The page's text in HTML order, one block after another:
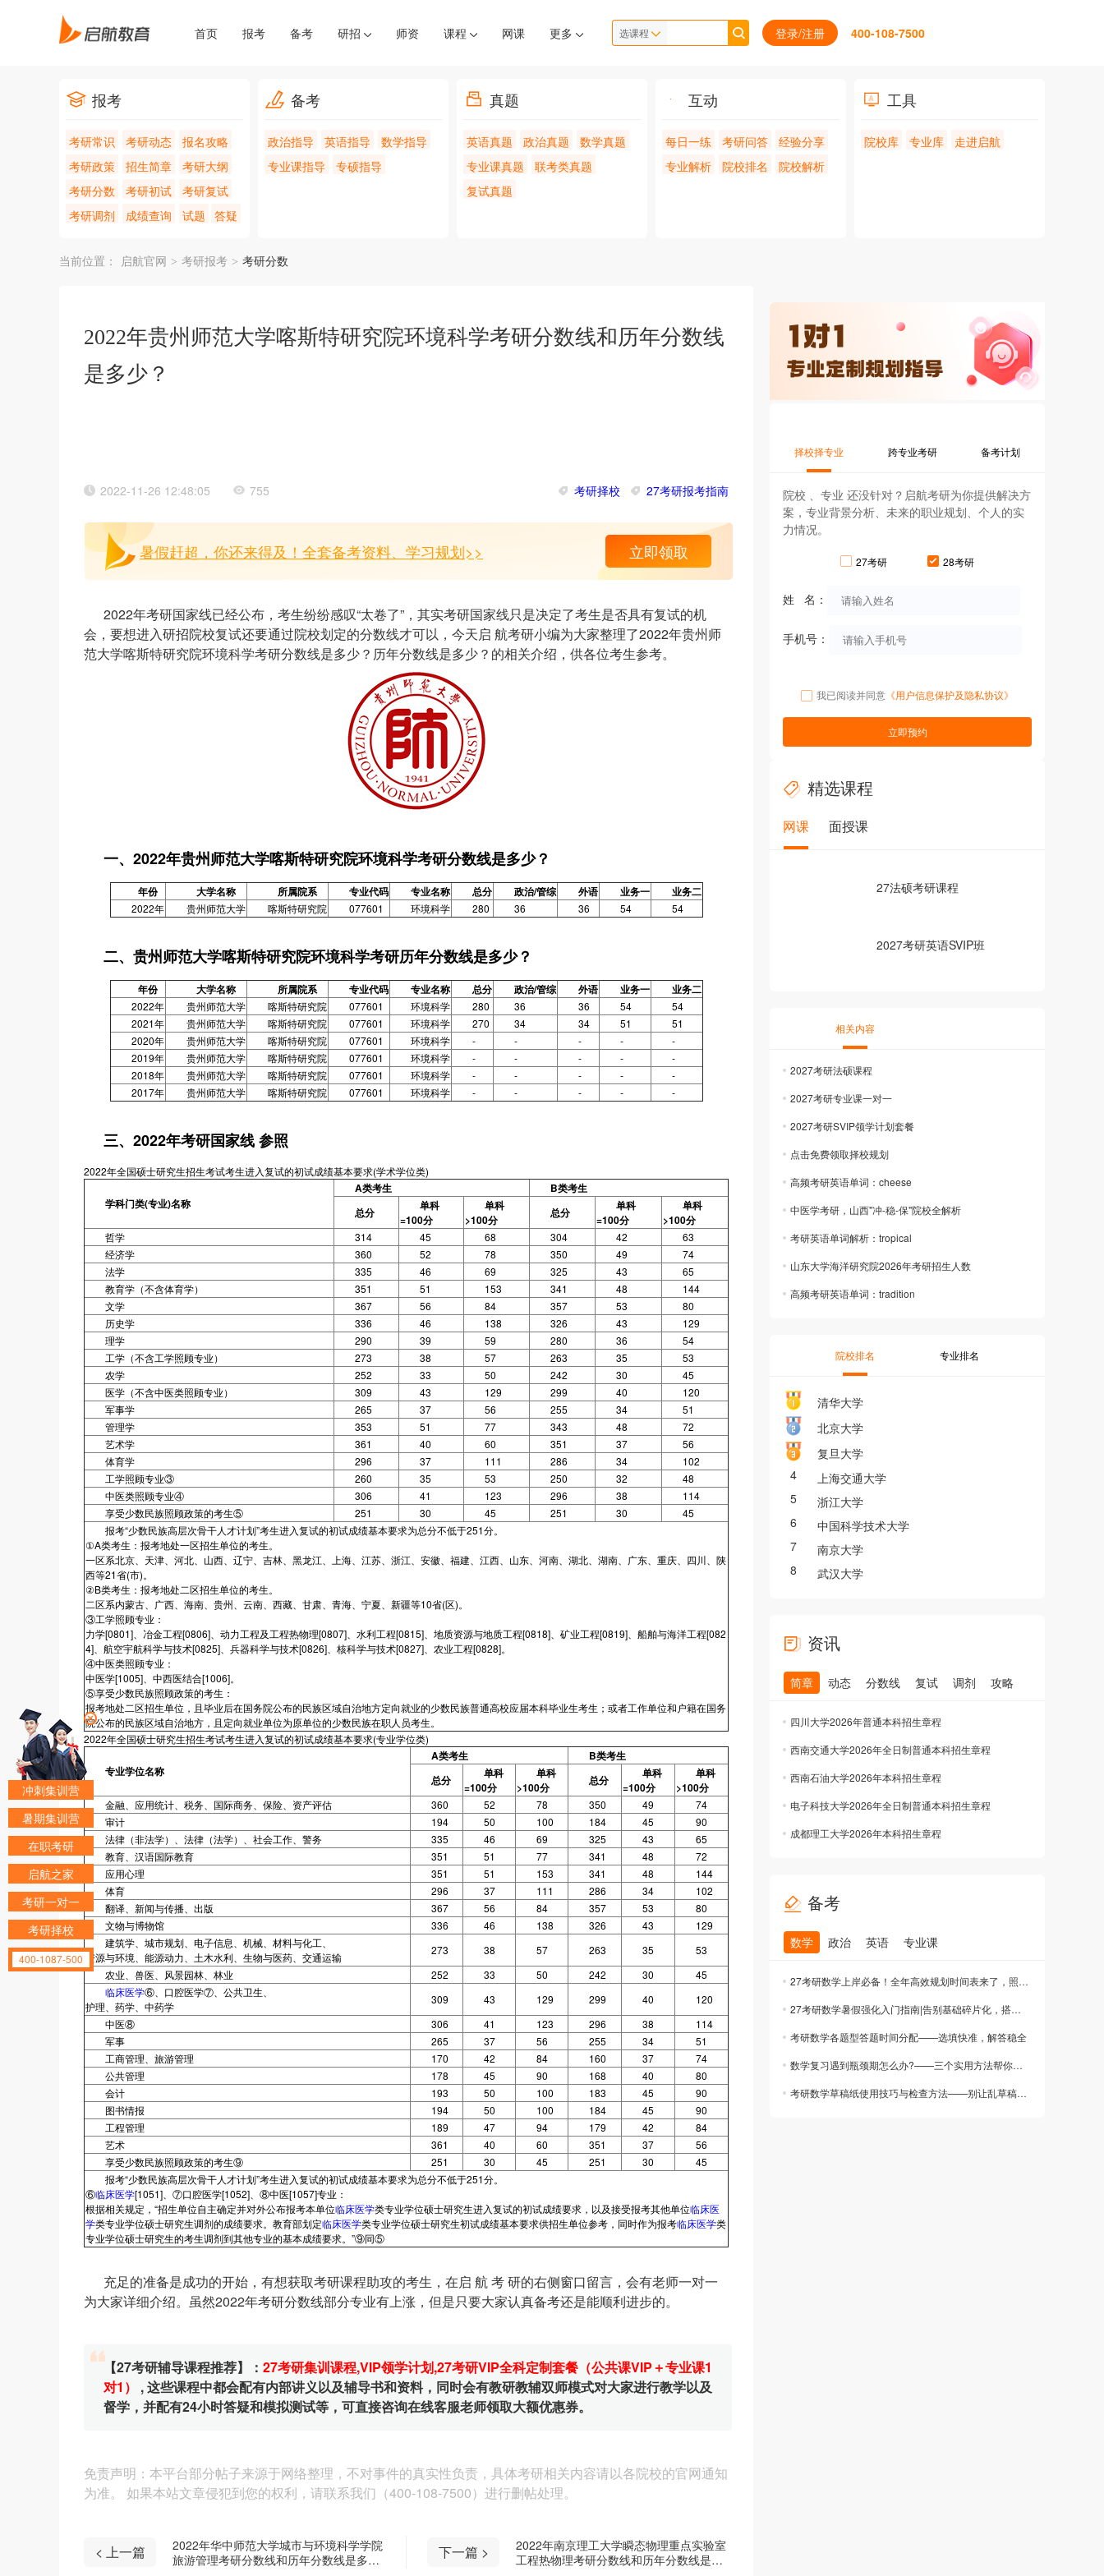
首页 报考 备考 研招 师资 课程 网课 更多 选课程 登录/注册 400-108-7500
报考
考研常识 考研动态
报名攻略
考研政策
招生简章
考研大纲
考研分数
考研初试
考研复试
考研调剂
成绩查询 试题 答疑
备考
政治指导 英语指导
数学指导
专业课指导
专硕指导
真题
英语真题 政治真题
数学真题
专业课真题
联考类真题
复试真题
互动
每日一练 考研问答
经验分享
专业解析
院校排名 院校解析
工具
院校库 专业库 走进启航
当前位置： 启航官网 > 考研报考 > 考研分数
2022年贵州师范大学喀斯特研究院环境科学考研分数线和历年分数线
是多少？
2022-11-26 12:48:05 755 考研择校 27考研报考指南
暑假赶超，你还来得及！全套备考资料、学习规划>> 立即领取
2022年考研国家线已经公布，考生纷纷感叹“太卷了”，其实考研国家线只是决定了考生是否具有复试的机
会，要想进入研招院校复试还要通过院校划定的分数线才可以，今天启 航考研小编为大家整理了2022年贵州师
范大学喀斯特研究院环境科学考研分数线是多少？历年分数线是多少？的相关介绍，供各位考生参考。
一、2022年贵州师范大学喀斯特研究院环境科学考研分数线是多少？
年份 大学名称 所属院系 专业代码 专业名称 总分 政治/管综 外语 业务一 业务二
2022年 贵州师范大学 喀斯特研究院 077601 环境科学 280 36 36 54 54
二、贵州师范大学喀斯特研究院环境科学考研历年分数线是多少？
年份 大学名称 所属院系 专业代码 专业名称 总分 政治/管综 外语 业务一 业务二
2022年 贵州师范大学 喀斯特研究院 077601 环境科学 280 36 36 54
54
2021年
贵州师范大学 喀斯特研究院 077601 环境科学 270 34 34 51
51
2020年
贵州师范大学 喀斯特研究院 077601 环境科学 - - - -
-
2019年
贵州师范大学 喀斯特研究院 077601 环境科学 - - - -
-
2018年
贵州师范大学 喀斯特研究院 077601 环境科学 - - - -
-
2017年
贵州师范大学 喀斯特研究院 077601 环境科学 - - - - -
三、2022年考研国家线 参照
2022年全国硕士研究生招生考试考生进入复试的初试成绩基本要求(学术学位类)
学科门类(专业)名称
A类考生
B类考生
总分
单科
=100分
单科
>100分
总分
单科
=100分
单科
>100分
哲学 314 45 68 304 42
63
经济学
360 52 78 350 49
74
法学
335 46 69 325 43
65
教育学（不含体育学）
351 51 153 341 48
144
文学
367 56 84 357 53
80
历史学
336 46 138 326 43
129
理学
290 39 59 280 36
54
工学（不含工学照顾专业）
273 38 57 263 35
53
农学
252 33 50 242 30
45
医学（不含中医类照顾专业）
309 43 129 299 40
120
军事学
265 37 56 255 34
51
管理学
353 51 77 343 48
72
艺术学
361 40 60 351 37
56
体育学
296 37 111 286 34
102
工学照顾专业③
260 35 53 250 32
48
中医类照顾专业④
306 41 123 296 38
114
享受少数民族照顾政策的考生⑤
251 30 45 251 30
45
报考“少数民族高层次骨干人才计划”考生进入复试的初试成绩基本要求为总分不低于251分。
①A类考生：报考地处一区招生单位的考生。
一区系北京、天津、河北、山西、辽宁、吉林、黑龙江、上海、江苏、浙江、安徽、福建、江西、山东、河南、湖北、湖南、广东、重庆、四川、陕
西等21省(市)。
②B类考生：报考地处二区招生单位的考生。
二区系内蒙古、广西、海南、贵州、云南、西藏、甘肃、青海、宁夏、新疆等10省(区)。
③工学照顾专业：
力学[0801]、冶金工程[0806]、动力工程及工程热物理[0807]、水利工程[0815]、地质资源与地质工程[0818]、矿业工程[0819]、船舶与海洋工程[082
4]、航空宇航科学与技术[0825]、兵器科学与技术[0826]、核科学与技术[0827]、农业工程[0828]。
④中医类照顾专业：
中医学[1005]、中西医结合[1006]。
⑤享受少数民族照顾政策的考生：
报考地处二区招生单位，且毕业后在国务院公布的民族区域自治地方定向就业的少数民族普通高校应届本科毕业生考生；或者工作单位和户籍在国务
院公布的民族区域自治地方，且定向就业单位为原单位的少数民族在职人员考生。
2022年全国硕士研究生招生考试考生进入复试的初试成绩基本要求(专业学位类)
专业学位名称
A类考生
B类考生
总分
单科
=100分
单科
>100分
总分
单科
=100分
单科
>100分
金融、应用统计、税务、国际商务、保险、资产评估 360 52 78 350 49
74
审计
194 50 100 184 45
90
法律（非法学）、法律（法学）、社会工作、警务
335 46 69 325 43
65
教育、汉语国际教育
351 51 77 341 48
72
应用心理
351 51 153 341 48
144
体育
296 37 111 286 34
102
翻译、新闻与传播、出版
367 56 84 357 53
80
文物与博物馆
336 46 138 326 43
129
建筑学、城市规划、电子信息、机械、材料与化工、
资源与环境、能源动力、土木水利、生物与医药、交通运输
273 38 57 263 35
53
农业、兽医、风景园林、林业
252 33 50 242 30
45
临床医学⑥、口腔医学⑦、公共卫生、
护理、药学、中药学
309 43 129 299 40
120
中医⑧
306 41 123 296 38
114
军事
265 37 56 255 34
51
工商管理、旅游管理
170 42 84 160 37
74
公共管理
178 45 90 168 40
80
会计
193 50 100 183 45
90
图书情报
194 50 100 184 45
90
工程管理
189 47 94 179 42
84
艺术
361 40 60 351 37
56
享受少数民族照顾政策的考生⑨
251 30 45 251 30
45
报考“少数民族高层次骨干人才计划”考生进入复试的初试成绩基本要求为总分不低于251分。
⑥临床医学[1051]、⑦口腔医学[1052]、⑧中医[1057]专业：
根据相关规定，“招生单位自主确定并对外公布报考本单位临床医学类专业学位硕士研究生进入复试的初试成绩要求，以及接受报考其他单位临床医
学类专业学位硕士研究生调剂的成绩要求。教育部划定临床医学类专业学位硕士研究生初试成绩基本要求供招生单位参考，同时作为报考临床医学类
专业学位硕士研究生的考生调剂到其他专业的基本成绩要求。”⑨同⑤
充足的准备是成功的开始，有想获取考研课程助攻的考生，在启 航 考 研的右侧窗口留言，会有老师一对一
为大家详细介绍。虽然2022年考研分数线部分专业有上涨，但是只要大家认真备考还是能顺利进步的。
【27考研辅导课程推荐】： 27考研集训课程,VIP领学计划,27考研VIP全科定制套餐（公共课VIP＋专业课1
对1）
, 这些课程中都会配有内部讲义以及辅导书和资料，同时会有教研教辅双师模式对大家进行教学以及
督学，并配有24小时答疑和模拟测试等，可直接咨询在线客服老师领取大额优惠券。
免责声明：本平台部分帖子来源于网络整理，不对事件的真实性负责，具体考研相关内容请以各院校的官网通知
为准。 如果本站文章侵犯到您的权利，请联系我们（400-108-7500）进行删帖处理。
< 上一篇
2022年华中师范大学城市与环境科学学院
旅游管理考研分数线和历年分数线是多
下一篇 >
2022年南京理工大学瞬态物理重点实验室
工程热物理考研分数线和历年分数线是多
择校择专业 跨专业考研 备考计划
院校 、专业 还没针对？启航考研为你提供解决方
案，专业背景分析、未来的职业规划、个人的实
力情况。
27考研 28考研
姓 名：
手机号：
我已阅读并同意 《用户信息保护及隐私协议》
立即预约
精选课程
网课 面授课
27法硕考研课程
2027考研英语SVIP班
相关内容
2027考研法硕课程
2027考研专业课一对一
2027考研SVIP领学计划套餐
点击免费领取择校规划
高频考研英语单词：cheese
中医学考研，山西"冲-稳-保"院校全解析
考研英语单词解析：tropical
山东大学海洋研究院2026年考研招生人数
高频考研英语单词：tradition
院校排名 专业排名
清华大学
北京大学
复旦大学
4
上海交通大学
5
浙江大学
6
中国科学技术大学
7
南京大学
8
武汉大学
资讯
简章 动态 分数线 复试 调剂 攻略
四川大学2026年普通本科招生章程
西南交通大学2026年全日制普通本科招生章程
西南石油大学2026年本科招生章程
电子科技大学2026年全日制普通本科招生章程
成都理工大学2026年本科招生章程
备考
数学 政治 英语 专业课
27考研数学上岸必备！全年高效规划时间表来了，照做就能赢！
27考研数学暑假强化入门指南|告别基础碎片化，搭建高分知识体系
考研数学各题型答题时间分配——选填快准，解答稳全
数学复习遇到瓶颈期怎么办?——三个实用方法帮你突破
考研数学草稿纸使用技巧与检查方法——别让乱草稿毁了你的分数
冲刺集训营
暑期集训营
在职考研
启航之家
考研一对一
考研择校
400-1087-500